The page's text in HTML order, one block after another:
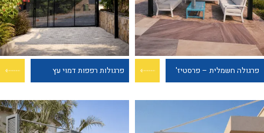
פרגולה חשמלית – פרסטיז' פרגולות רפפות דמוי עץ